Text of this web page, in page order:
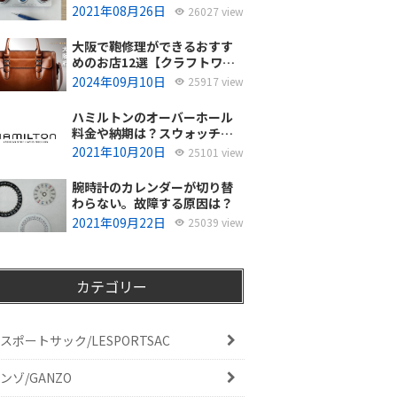
使ってるの？
2021年08月26日 26027 view
大阪で鞄修理ができるおすす
めのお店12選【クラフトワー
カーズ調査・2026年8月】
2024年09月10日 25917 view
ハミルトンのオーバーホール
料金や納期は？スウォッチグ
ループジャパンと修理専門店
2021年10月20日 25101 view
腕時計のカレンダーが切り替
わらない。故障する原因は？
2021年09月22日
25039 view
カテゴリー
ポートサック/LESPORTSAC
ゾ/GANZO